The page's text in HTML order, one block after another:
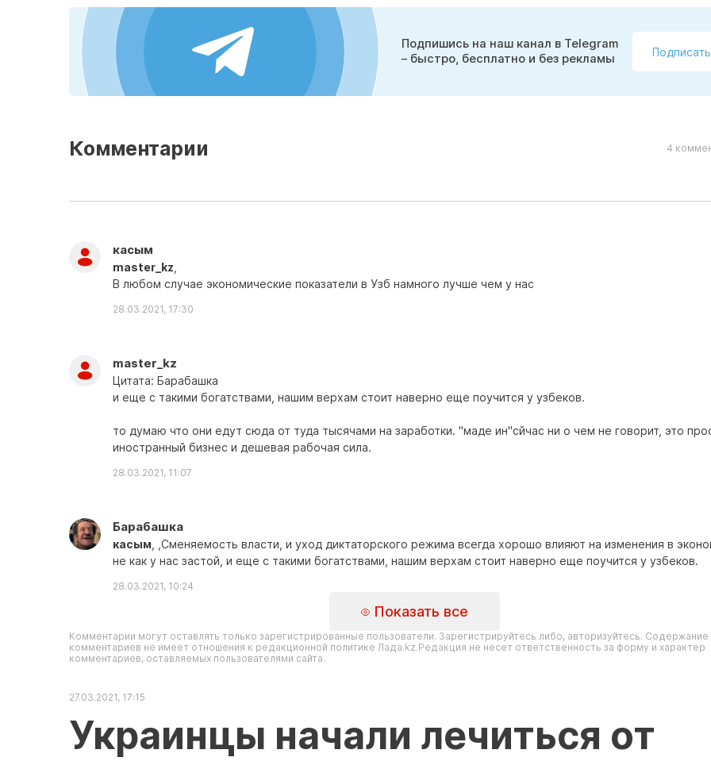
Подпишись на наш канал в Telegram
– быстро, бесплатно и без рекламы
Комментарии 4
касым
master_kz
В любом случае экономические показатели в Узб намного лучше чем у нас
28.03.2021, 17:30
master_kz
Цитата: Барабашка
и еще с такими богатствами, нашим верхам стоит наверно еще поучится у узбеков.
то думаю что они едут сюда от туда тысячами на заработки. "маде ин"сйчас ни о чем не говорит, это
иностранный бизнес и дешевая рабочая сила.
28.03.2021, 11:07
Барабашка
касым , ,Сменяемость власти, и уход диктаторского режима всегда хорошо влияют на изменения в
не как у нас застой, и еще с такими богатствами, нашим верхам стоит наверно еще поучится у узбеков.
28.03.2021, 10:24
Показать все
Комментарии могут оставлять только зарегистрированные пользователи. Зарегистрируйтесь либо, авторизуйтесь. Содержание
комментариев не имеет отношения к редакционной политике Лада.kz.Редакция не несет ответственность за форму и характер
комментариев, оставляемых пользователями сайта.
27.03.2021, 17:15
Украинцы начали лечиться от